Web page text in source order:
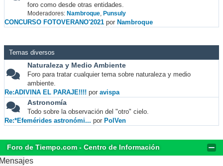
foro como desde otras entidades.
Moderadores: Nambroque, Punsuly
CONCURSO FOTOVERANO'2021 por Nambroque
Temas diversos
Naturaleza y Medio Ambiente
Foro para tratar cualquier tema sobre naturaleza y medio
ambiente.
Re:ADIVINA EL PARAJE!!!! por avispa
Astronomía
Todo sobre la observación del "otro" cielo.
Re:*Efemérides astronómi... por PolVen
Foro de Tiempo.com - Centro de Información